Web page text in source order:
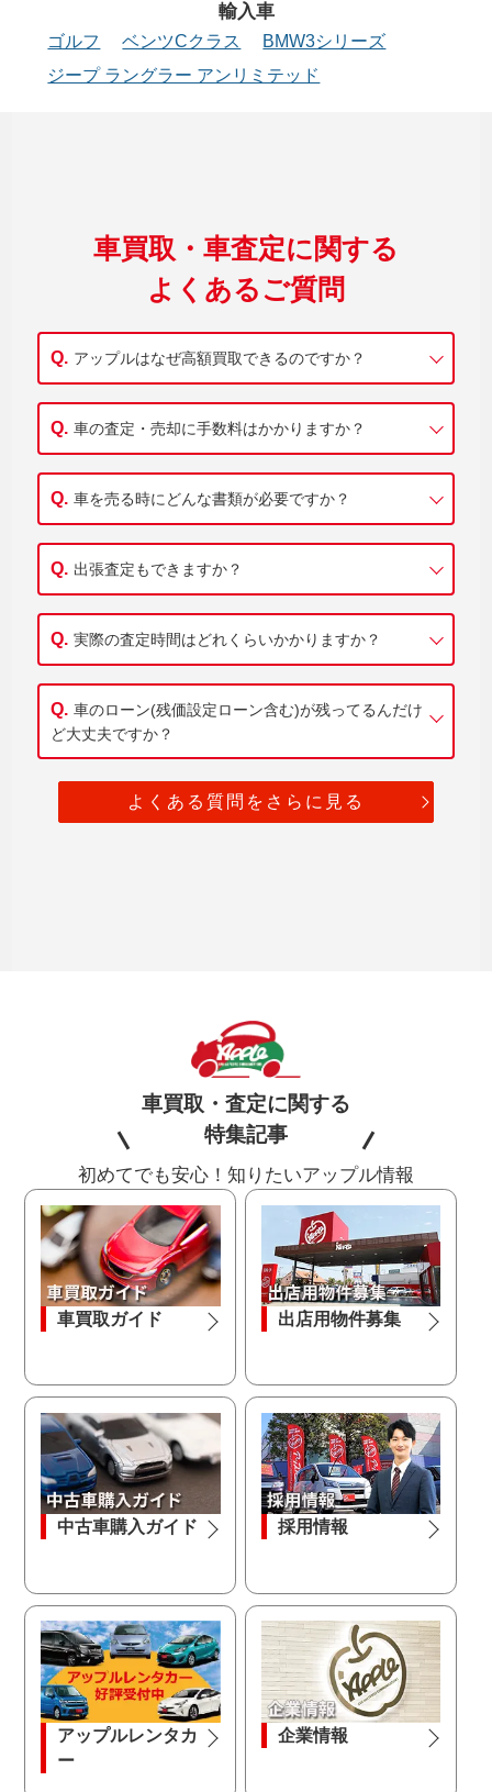
輸入車
ゴルフ ベンツCクラス
BMW3シリーズ
ジープ ラングラー アンリミテッド
車買取・車査定に関する
よくあるご質問
アップルはなぜ高額買取できるのですか？
車の査定・売却に手数料はかかりますか？
車を売る時にどんな書類が必要ですか？
出張査定もできますか？
実際の査定時間はどれくらいかかりますか？
車のローン(残価設定ローン含む)が残ってるんだけ
ど大丈夫ですか？
よくある質問をさらに見る
車買取・査定に関する
特集記事
初めてでも安心！知りたいアップル情報
車買取ガイド 出店用物件募集
中古車購入ガイド 採用情報
アップルレンタカ
ー
企業情報